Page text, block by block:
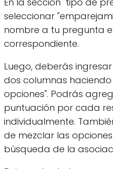
seleccionar
nombre a tu pregunta
correspondiente.
Luego, deberás
dos columnas
opciones". Podrás
puntuación por cada
individualmente.
de mezclar las
búsqueda de la